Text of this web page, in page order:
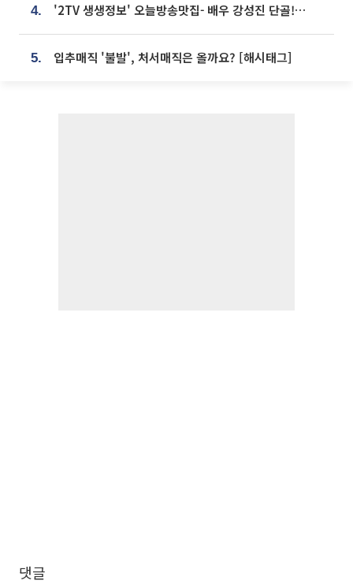
4. '2TV 생생정보' 오늘방송맛집- 배우 강성진 단골! 쌀국수ㆍ푸팟퐁 커리 맛집 '블○○○'
5. 입추매직 '불발', 처서매직은 올까요? [해시태그]
댓글